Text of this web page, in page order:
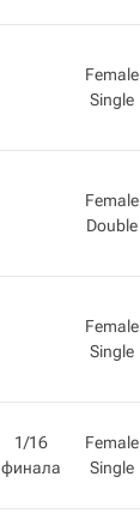
Female
Single
Female
Double
Female
Single
1/16
финала
Female
Single